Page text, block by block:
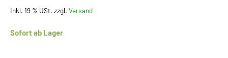
Inkl. 19 % USt. zzgl. Versand
Sofort ab Lager